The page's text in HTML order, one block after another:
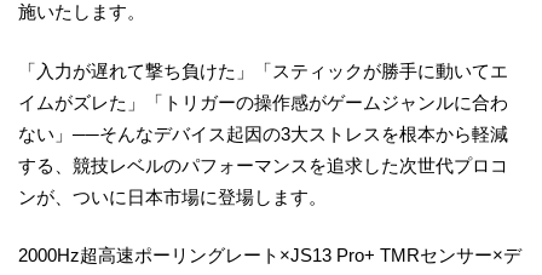
施いたします。
「入力が遅れて撃ち負けた」「スティックが勝手に動いてエ
イムがズレた」「トリガーの操作感がゲームジャンルに合わ
ない」──そんなデバイス起因の3大ストレスを根本から軽減
する、競技レベルのパフォーマンスを追求した次世代プロコ
ンが、ついに日本市場に登場します。
2000Hz超高速ポーリングレート×JS13 Pro+ TMRセンサー×デ